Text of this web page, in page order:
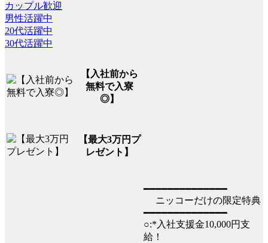
カップル歓迎
男性活躍中
20代活躍中
30代活躍中
【入社前から
無料で入寮
◎】
【最大3万円プ
レゼント】
━━━━━━━━━━━━━━
ニッコーだけの限定特典
━━━━━━━━━━━━━━
○:*入社支援金10,000円支
給！